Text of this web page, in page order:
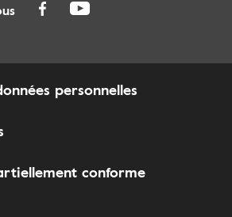
personnelles
conforme